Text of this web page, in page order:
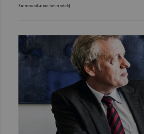
Kommunikation beim vdek)